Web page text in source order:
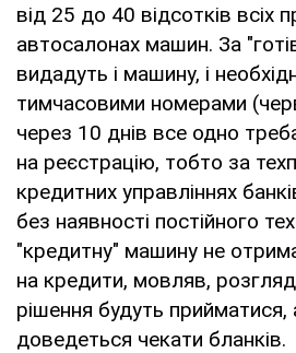
від 25 до 40 відсотків всіх
автосалонах машин. За
видадуть і машину, і
тимчасовими номерами
через 10 днів все одно
на реєстрацію, тобто за
кредитних управліннях
без наявності постійного
"кредитну" машину не
на кредити, мовляв,
рішення будуть прийматися,
доведеться чекати бланків.